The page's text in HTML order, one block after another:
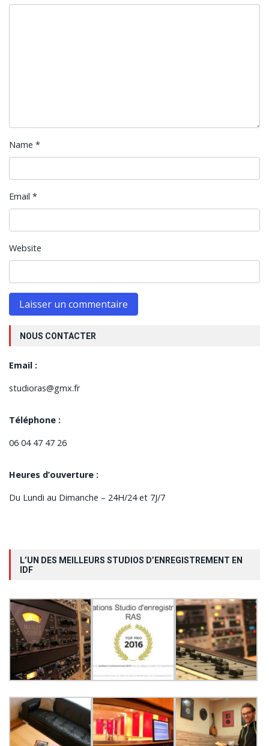
Name *
Email *
Website
NOUS CONTACTER
Email :
studioras@gmx.fr
Téléphone :
06 04 47 47 26
Heures d’ouverture :
Du Lundi au Dimanche – 24H/24 et 7J/7
L’UN DES MEILLEURS STUDIOS D’ENREGISTREMENT EN
IDF